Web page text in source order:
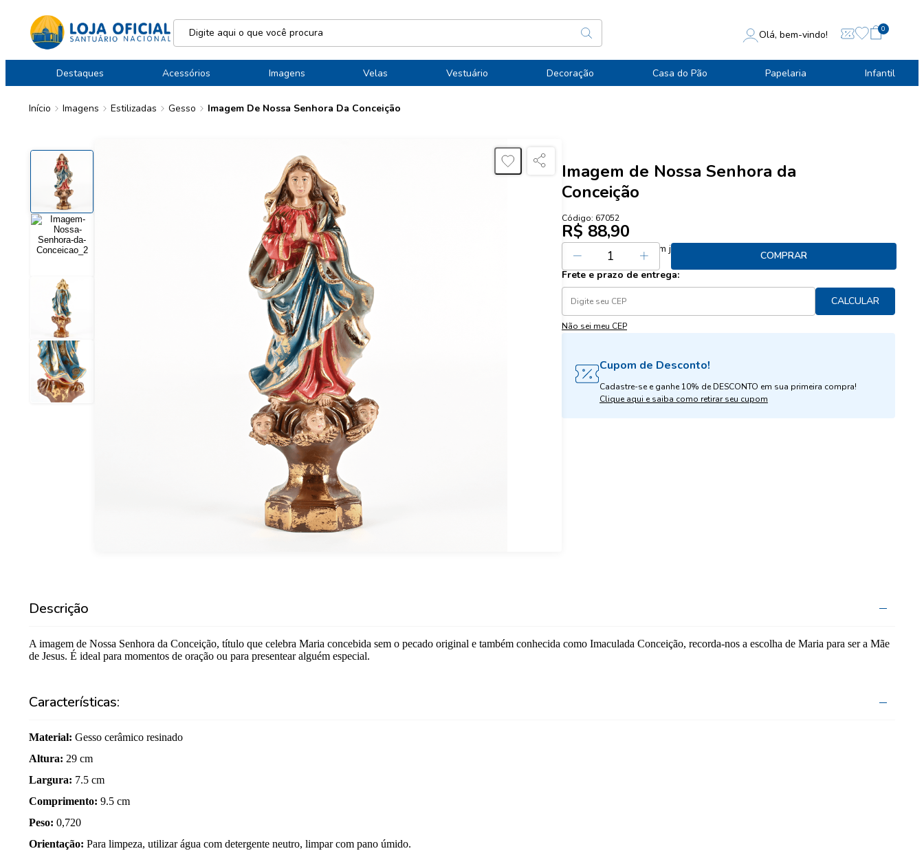
Olá, bem-vindo! 0
Destaques Acessórios Imagens Velas Vestuário Decoração Casa do Pão Papelaria Infantil
Início Imagens Estilizadas Gesso Imagem De Nossa Senhora Da Conceição
Imagem de Nossa Senhora da
Conceição
Código: 67052
R$ 88,90
Ou R$ 29,63 sem juros
COMPRAR
Frete e prazo de entrega:
CALCULAR
Não sei meu CEP
Cupom de Desconto!
Cadastre-se e ganhe 10% de DESCONTO em sua primeira compra!
Clique aqui e saiba como retirar seu cupom
Descrição
A imagem de Nossa Senhora da Conceição, título que celebra Maria concebida sem o pecado original e também conhecida como Imaculada Conceição, recorda-nos a escolha de Maria para ser a Mãe
de Jesus. É ideal para momentos de oração ou para presentear alguém especial.
Características:
Material: Gesso cerâmico resinado
Altura: 29 cm
Largura: 7.5 cm
Comprimento: 9.5 cm
Peso: 0,720
Orientação: Para limpeza, utilizar água com detergente neutro, limpar com pano úmido.